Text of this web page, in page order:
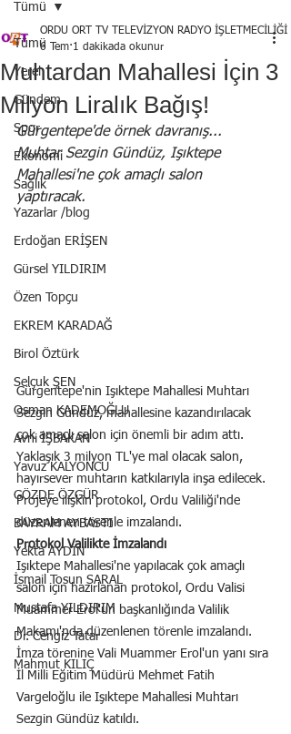
Tümü
Yerel
Gündem
Spor
Ekonomi
Sağlık
Yazarlar /blog
Erdoğan ERİŞEN
Gürsel YILDIRIM
Özen Topçu
EKREM KARADAĞ
Birol Öztürk
Selçuk ŞEN
Osman KADEMOĞLU
Avni İŞBAKAN
Yavuz KALYONCU
GÖZDE ÖZGÜR
BAYRAM AYBASTI
Yekta AYDIN
İsmail Tosun SARAL
Mustafa YILDIRIM
Dr. Cengiz Tatar
Mahmut KILIÇ
Tümü
Muhtardan Mahallesi İçin 3
Milyon Liralık Bağış!
ORDU ORT TV TELEVİZYON RADYO İŞLETMECİLİĞİ
6 Tem 1 dakikada okunur
Gürgentepe'de örnek davranış...
Muhtar Sezgin Gündüz, Işıktepe
Mahallesi'ne çok amaçlı salon
yaptıracak.
Gürgentepe'nin Işıktepe Mahallesi Muhtarı
Sezgin Gündüz, mahallesine kazandırılacak
çok amaçlı salon için önemli bir adım attı.
Yaklaşık 3 milyon TL'ye mal olacak salon,
hayırsever muhtarın katkılarıyla inşa edilecek.
Projeye ilişkin protokol, Ordu Valiliği'nde
düzenlenen törenle imzalandı.
Protokol Valilikte İmzalandı
Işıktepe Mahallesi'ne yapılacak çok amaçlı
salon için hazırlanan protokol, Ordu Valisi
Muammer Erol'un başkanlığında Valilik
Makamı'nda düzenlenen törenle imzalandı.
İmza törenine Vali Muammer Erol'un yanı sıra
İl Milli Eğitim Müdürü Mehmet Fatih
Vargeloğlu ile Işıktepe Mahallesi Muhtarı
Sezgin Gündüz katıldı.